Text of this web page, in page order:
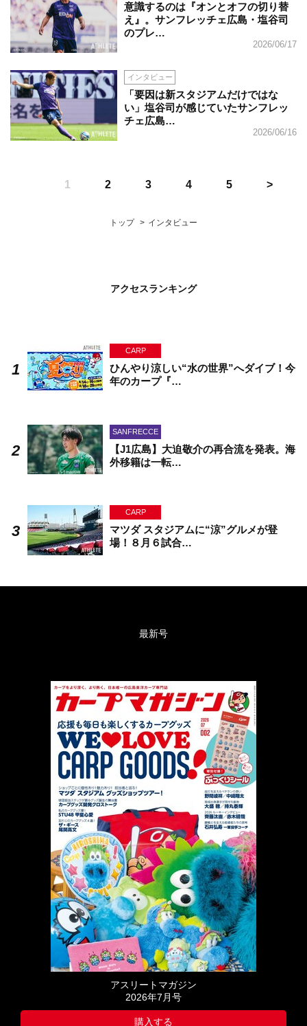
意識するのは『オンとオフの切り替
え』。サンフレッチェ広島・塩谷司
のプレ…
2026/06/17
インタビュー
「要因は新スタジアムだけではな
い」塩谷司が感じていたサンフレッ
チェ広島…
2026/06/16
1 2 3 4 5
トップ インタビュー
アクセスランキング
CARP
ひんやり涼しい“水の世界”へダイブ！今
年のカープ『…
SANFRECCE
【J1広島】大迫敬介の再合流を発表。海
外移籍は一転…
CARP
マツダ スタジアムに“涼”グルメが登
場！８月６試合…
最新号
アスリートマガジン
2026年7月号
購入する